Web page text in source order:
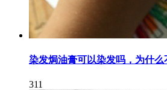
染发焗油膏可以染发吗，为什
311